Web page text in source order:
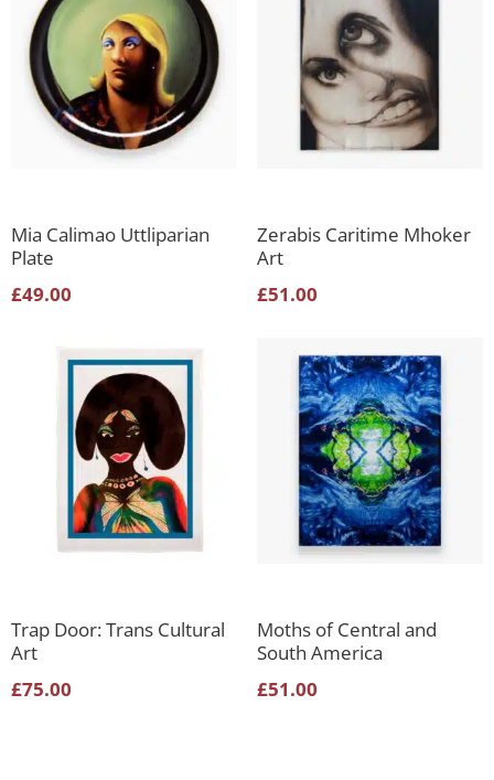
Mia Calimao Uttliparian
Plate
£49.00
Zerabis Caritime Mhoker
Art
£51.00
Trap Door: Trans Cultural
Art
£75.00
Moths of Central and
South America
£51.00